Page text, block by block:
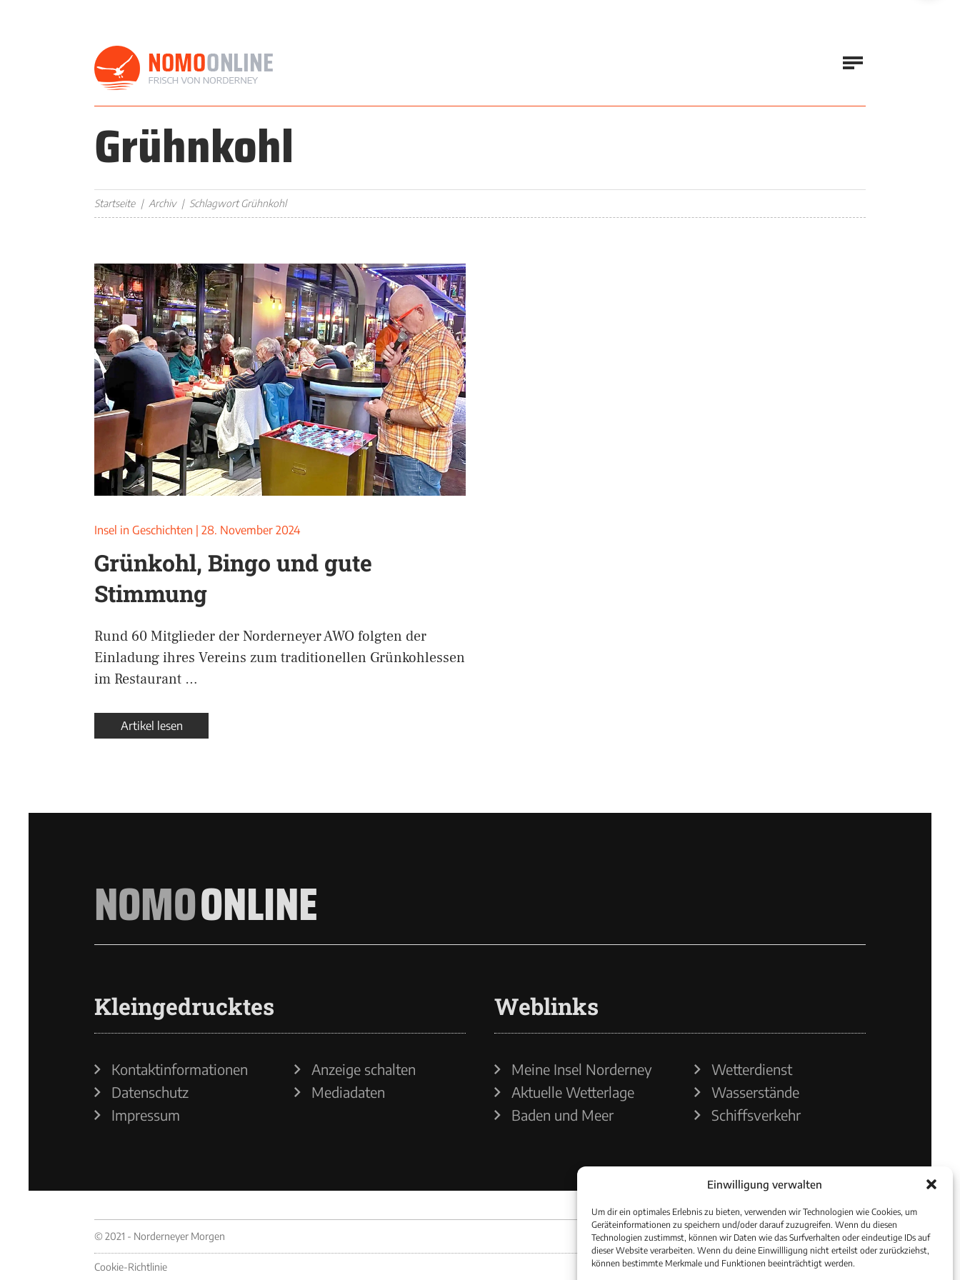
Einwilligung verwalten
Um dir ein optimales Erlebnis zu bieten, verwenden wir Technologien wie Cookies, um
Geräteinformationen zu speichern und/oder darauf zuzugreifen. Wenn du diesen
Technologien zustimmst, können wir Daten wie das Surfverhalten oder eindeutige IDs auf
dieser Website verarbeiten. Wenn du deine Einwillligung nicht erteilst oder zurückziehst,
können bestimmte Merkmale und Funktionen beeinträchtigt werden.
Grühnkohl
Startseite Archiv Schlagwort Grühnkohl
Insel in Geschichten 28. November 2024
Grünkohl, Bingo und gute
Stimmung
Rund 60 Mitglieder der Norderneyer AWO folgten der
Einladung ihres Vereins zum traditionellen Grünkohlessen
im Restaurant …
Artikel lesen
NOMOONLINE
Kleingedrucktes
Kontaktinformationen
Datenschutz
Impressum
Anzeige schalten
Mediadaten
Weblinks
Meine Insel Norderney
Aktuelle Wetterlage
Baden und Meer
Wetterdienst
Wasserstände
Schiffsverkehr
© 2021 - Norderneyer Morgen
Cookie-Richtlinie